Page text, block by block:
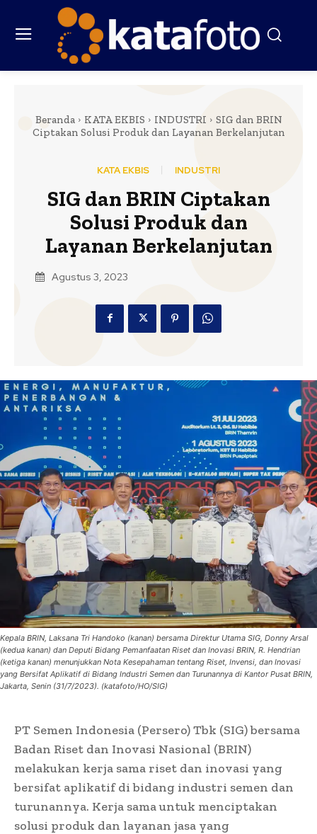
Beranda KATA EKBIS INDUSTRI
SIG dan BRIN
Ciptakan Solusi Produk dan Layanan Berkelanjutan
KATA EKBIS INDUSTRI
SIG dan BRIN Ciptakan
Solusi Produk dan
Layanan Berkelanjutan
Agustus 3, 2023
Kepala BRIN, Laksana Tri Handoko (kanan) bersama Direktur Utama SIG, Donny Arsal
(kedua kanan) dan Deputi Bidang Pemanfaatan Riset dan Inovasi BRIN, R. Hendrian
(ketiga kanan) menunjukkan Nota Kesepahaman tentang Riset, Invensi, dan Inovasi
yang Bersifat Aplikatif di Bidang Industri Semen dan Turunannya di Kantor Pusat BRIN,
Jakarta, Senin (31/7/2023). (katafoto/HO/SIG)
PT Semen Indonesia (Persero) Tbk (SIG) bersama
Badan Riset dan Inovasi Nasional (BRIN)
melakukan kerja sama riset dan inovasi yang
bersifat aplikatif di bidang industri semen dan
turunannya. Kerja sama untuk menciptakan
solusi produk dan layanan jasa yang